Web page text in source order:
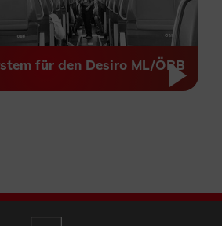
für den Desiro ML/ÖBB